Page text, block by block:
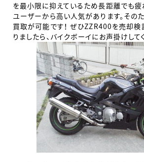
を最小限に抑えているため長距離でも疲
ユーザーから高い人気があります。その
買取が可能です！ ぜひZZR400を売却検
りましたら、バイクボーイにお声掛けして